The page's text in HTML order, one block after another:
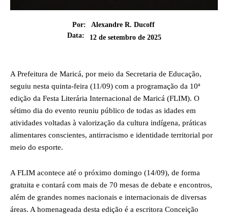
Por:
Alexandre R. Ducoff
Data:
12 de setembro de 2025
A Prefeitura de Maricá, por meio da Secretaria de Educação,
seguiu nesta quinta-feira (11/09) com a programação da 10ª
edição da Festa Literária Internacional de Maricá (FLIM). O
sétimo dia do evento reuniu público de todas as idades em
atividades voltadas à valorização da cultura indígena, práticas
alimentares conscientes, antirracismo e identidade territorial por
meio do esporte.
A FLIM acontece até o próximo domingo (14/09), de forma
gratuita e contará com mais de 70 mesas de debate e encontros,
além de grandes nomes nacionais e internacionais de diversas
áreas. A homenageada desta edição é a escritora Conceição